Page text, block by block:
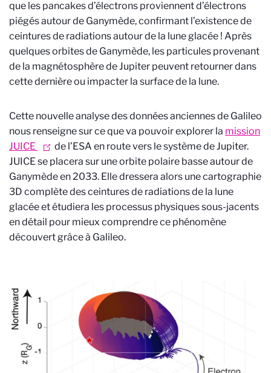
que les pancakes d’électrons proviennent d’électrons
piégés autour de Ganymède, confirmant l’existence de
ceintures de radiations autour de la lune glacée ! Après
quelques orbites de Ganymède, les particules provenant
de la magnétosphère de Jupiter peuvent retourner dans
cette dernière ou impacter la surface de la lune.
Cette nouvelle analyse des données anciennes de Galileo
nous renseigne sur ce que va pouvoir explorer la mission
JUICE
de l’ESA en route vers le système de Jupiter.
JUICE se placera sur une orbite polaire basse autour de
Ganymède en 2033. Elle dressera alors une cartographie
3D complète des ceintures de radiations de la lune
glacée et étudiera les processus physiques sous-jacents
en détail pour mieux comprendre ce phénomène
découvert grâce à Galileo.